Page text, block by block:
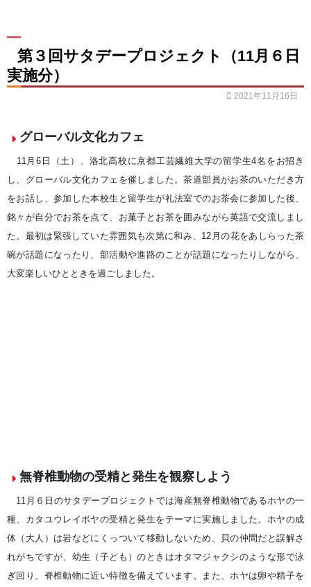
第３回サタデープロジェクト（11月６日
実施分）
2021年11月16日
グローバル文化カフェ
11月6日（土）、洛北高校に京都工芸繊維大学の留学生4名をお招き
し、グローバル文化カフェを催しました。茶道部員がお茶のいただき方
をお話し、参加した本校生と留学生が礼法室でのお茶会に参加した後、
銘々が自分でお茶を点て、お菓子とお茶を囲みながら英語で交流しまし
た。最初は緊張していた雰囲気も次第に和み、12月の花をあしらった茶
碗が話題になったり、部活動や進路のことが話題になったりしながら、
大変楽しいひとときを過ごしました。
無脊椎動物の受精と発生を観察しよう
11月６日のサタデープロジェクトでは海産無脊椎動物であるホヤの一
種、カタユウレイボヤの受精と発生をテーマに実施しました。ホヤの成
体（大人）は岩などにくっついて移動しないため、貝の仲間だと誤解さ
れがちですが、幼生（子ども）のときはオタマジャクシのような形で泳
ぎ回り、脊椎動物に近い特徴を備えています。また、ホヤは卵や精子を